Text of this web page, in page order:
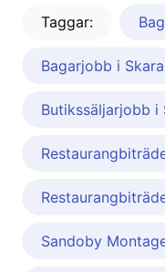
Taggar:
Bagarjobb i Skara
Butikssäljarjobb i
Sandoby